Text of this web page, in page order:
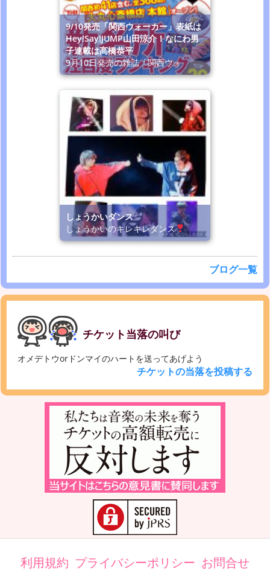
9/10発売「関西ウォーカー」表紙は
Hey!Say!JUMP山田涼介！なにわ男
子連載は高橋恭平
9月10日発売の雑誌「関西ウォ
しょうかいダンス
しょうかいのキレキレダンス
ブログ一覧
チケット当落の叫び
オメデトウorドンマイのハートを送ってあげよう
チケットの当落を投稿する
利用規約 プライバシーポリシー お問合せ